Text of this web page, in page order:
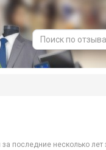
последние несколько